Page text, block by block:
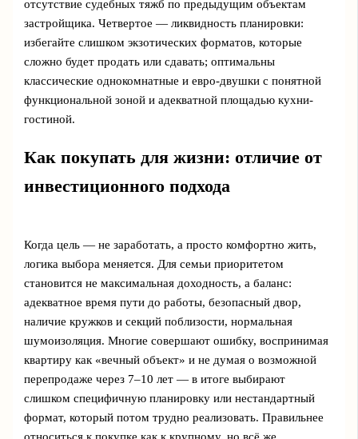
отсутствие судебных тяжб по предыдущим объектам
застройщика. Четвертое — ликвидность планировки:
избегайте слишком экзотических форматов, которые
сложно будет продать или сдавать; оптимальны
классические однокомнатные и евро-двушки с понятной
функциональной зоной и адекватной площадью кухни-
гостиной.
Как покупать для жизни: отличие от
инвестиционного подхода
Когда цель — не заработать, а просто комфортно жить,
логика выбора меняется. Для семьи приоритетом
становится не максимальная доходность, а баланс:
адекватное время пути до работы, безопасный двор,
наличие кружков и секций поблизости, нормальная
шумоизоляция. Многие совершают ошибку, воспринимая
квартиру как «вечный объект» и не думая о возможной
перепродаже через 7–10 лет — в итоге выбирают
слишком специфичную планировку или нестандартный
формат, который потом трудно реализовать. Правильнее
относиться к покупке как к крупному, но всё же